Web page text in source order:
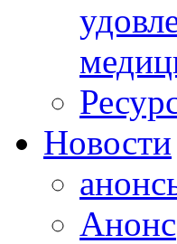
Новости
Анонс